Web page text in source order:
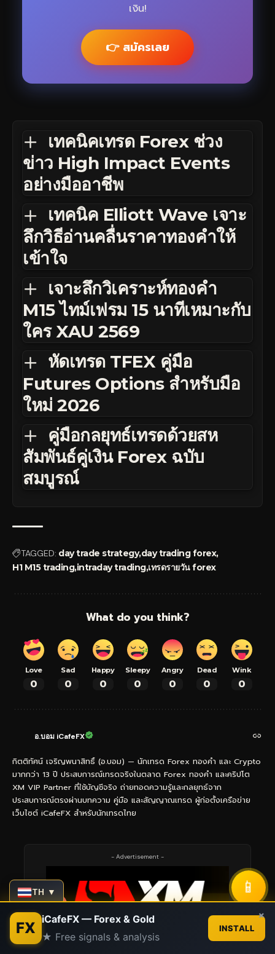
เงิน!
👉 สมัครเลย
เทคนิคเทรด Forex ช่วง
ข่าว High Impact Events
อย่างมืออาชีพ
เทคนิค Elliott Wave เจาะ
ลึกวิธีอ่านคลื่นราคาทองคำให้
เข้าใจ
เจาะลึกวิเคราะห์ทองคำ
M15 ไทม์เฟรม 15 นาทีเหมาะกับ
ใคร XAU 2569
หัดเทรด TFEX คู่มือ
Futures Options สำหรับมือ
ใหม่ 2026
คู่มือกลยุทธ์เทรดด้วยสห
สัมพันธ์คู่เงิน Forex ฉบับ
สมบูรณ์
TAGGED: day trade strategyday trading forex
H1 M15 tradingintraday tradingเทรดรายวัน forex
What do you think?
Love
0
Sad
0
Happy
0
Sleepy
0
Angry
0
Dead
0
Wink
0
อ.บอม iCafeFX
กิตติทัศน์ เจริญพนาสิทธิ์ (อ.บอม) — นักเทรด Forex ทองคำ และ Crypto
มากกว่า 13 ปี ประสบการณ์เทรดจริงในตลาด Forex ทองคำ และคริปโต
XM VIP Partner ที่ใช้บัญชีจริง ถ่ายทอดความรู้และกลยุทธ์จาก
ประสบการณ์ตรงผ่านบทความ คู่มือ และสัญญาณเทรด ผู้ก่อตั้งเครือข่าย
เว็บไซต์ iCafeFX สำหรับนักเทรดไทย
- Advertisement -
TH ▼ 📱
FX iCafeFX — Forex & Gold
★ Free signals & analysis
INSTALL
×
Contact us
Open